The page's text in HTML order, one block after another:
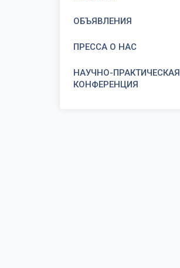
ОБЪЯВЛЕНИЯ
ПРЕССА О НАС
НАУЧНО-ПРАКТИЧЕСКАЯ
КОНФЕРЕНЦИЯ